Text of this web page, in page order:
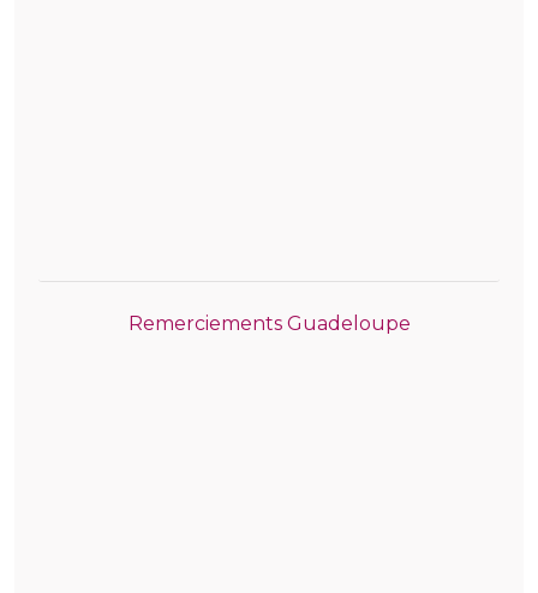
Remerciements Guadeloupe